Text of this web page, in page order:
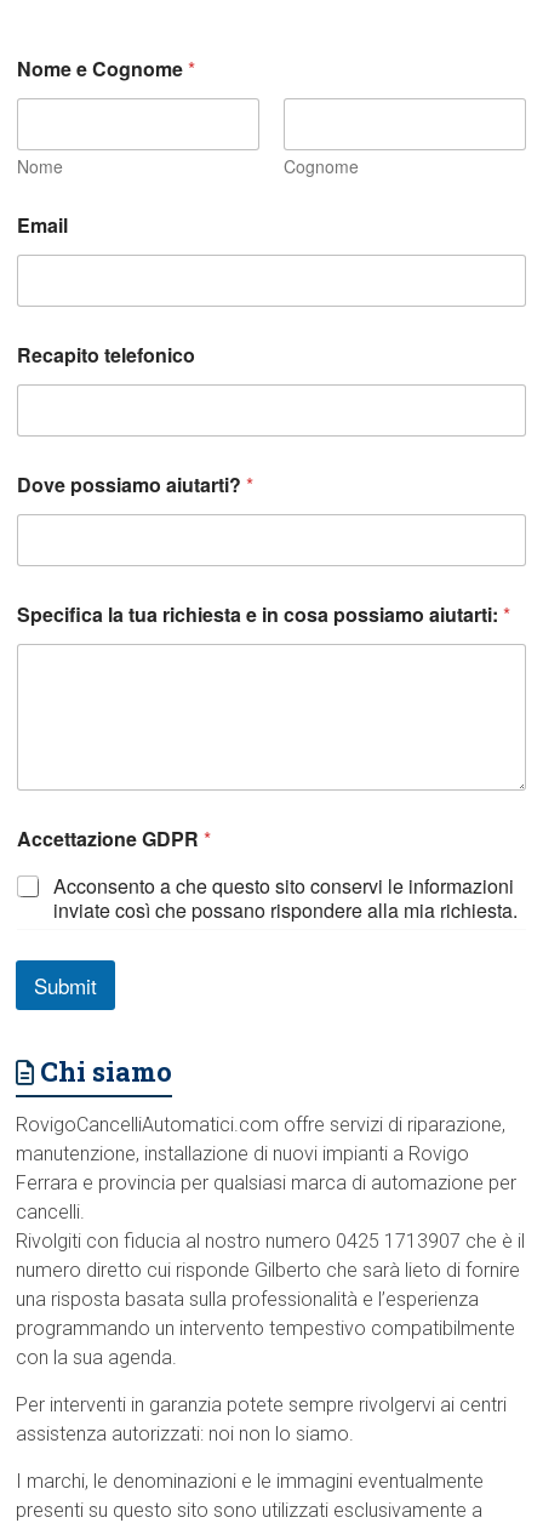
Nome e Cognome*
Nome Cognome
Email
Recapito telefonico
Dove possiamo aiutarti?*
Specifica la tua richiesta e in cosa possiamo aiutarti:*
c
e
a
i
e
*
p
s
s
i
a
o
Accettazione GDPR*
Acconsento a che questo sito conservi le informazioni
inviate così che possano rispondere alla mia richiesta.
Submit
Chi siamo
RovigoCancelliAutomatici.com offre servizi di riparazione,
manutenzione, installazione di nuovi impianti a Rovigo
Ferrara e provincia per qualsiasi marca di automazione per
cancelli.
Rivolgiti con fiducia al nostro numero 0425 1713907 che è il
numero diretto cui risponde Gilberto che sarà lieto di fornire
una risposta basata sulla professionalità e l’esperienza
programmando un intervento tempestivo compatibilmente
con la sua agenda.
Per interventi in garanzia potete sempre rivolgervi ai centri
assistenza autorizzati: noi non lo siamo.
I marchi, le denominazioni e le immagini eventualmente
presenti su questo sito sono utilizzati esclusivamente a